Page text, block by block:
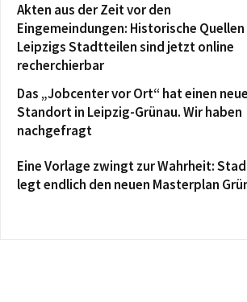
Akten aus der Zeit vor den
Eingemeindungen: Historische Quellen
Leipzigs Stadtteilen sind jetzt online
recherchierbar
Das „Jobcenter vor Ort“ hat einen
Standort in Leipzig-Grünau. Wir haben
nachgefragt
Eine Vorlage zwingt zur Wahrheit:
legt endlich den neuen Masterplan